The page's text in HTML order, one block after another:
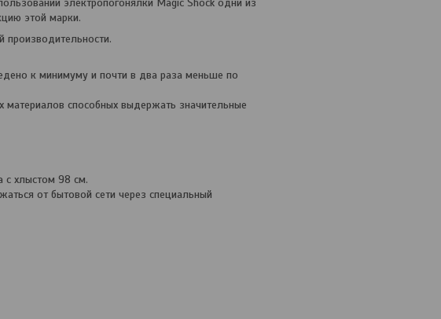
этой марки.
к минимуму и почти в два раза меньше по
способных выдержать значительные
с хлыстом 98 см.
от бытовой сети через специальный